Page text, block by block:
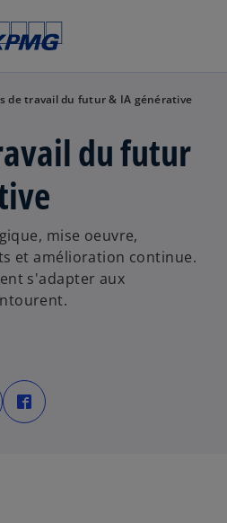
de travail du futur & IA générative
du futur
mise oeuvre,
et amélioration continue.
s'adapter aux
’
o
u
’
o